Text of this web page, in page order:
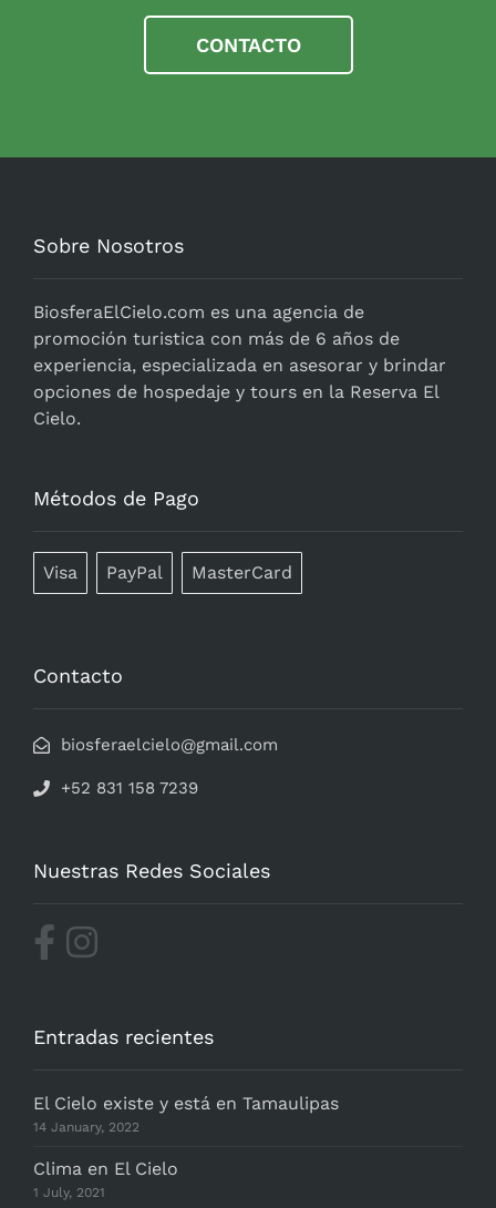
CONTACTO
Sobre Nosotros
BiosferaElCielo.com es una agencia de
promoción turistica con más de 6 años de
experiencia, especializada en asesorar y brindar
opciones de hospedaje y tours en la Reserva El
Cielo.
Métodos de Pago
Visa PayPal MasterCard
Contacto
biosferaelcielo@gmail.com
+52 831 158 7239
Nuestras Redes Sociales
Entradas recientes
El Cielo existe y está en Tamaulipas
14 January, 2022
Clima en El Cielo
1 July, 2021